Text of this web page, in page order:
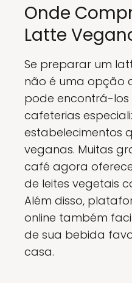
Onde
Latte
Se preparar um
não é uma opção
pode encontrá-los
cafeterias
estabelecimentos
veganas. Muitas
café agora
de leites vegetais
Além disso,
online também
de sua bebida
casa.